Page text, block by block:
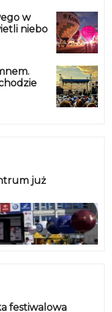
w
niebo
już
festiwalowa